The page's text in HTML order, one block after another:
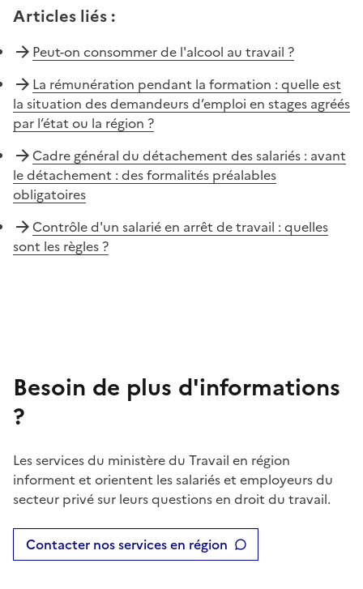
Articles liés :
Peut-on consommer de l'alcool au travail ?
La rémunération pendant la formation : quelle est
la situation des demandeurs d’emploi en stages agréés
par l’état ou la région ?
Cadre général du détachement des salariés : avant
le détachement : des formalités préalables
obligatoires
Contrôle d'un salarié en arrêt de travail : quelles
sont les règles ?
Besoin de plus d'informations
?
Les services du ministère du Travail en région
informent et orientent les salariés et employeurs du
secteur privé sur leurs questions en droit du travail.
Contacter nos services en région